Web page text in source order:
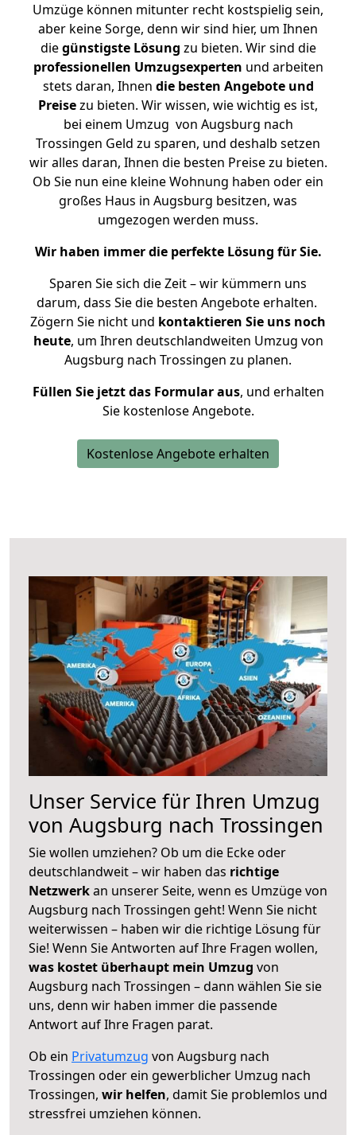
Umzüge können mitunter recht kostspielig sein,
aber keine Sorge, denn wir sind hier, um Ihnen
diegünstigste Lösung zu bieten. Wir sind die
professionellen Umzugsexperten und arbeiten
stets daran, Ihnen die besten Angebote und
Preisezu bieten. Wir wissen, wie wichtig es ist,
bei einem Umzug von Augsburg nach
Trossingen Geld zu sparen, und deshalb setzen
wir alles daran, Ihnen die besten Preise zu bieten.
Ob Sie nun eine kleine Wohnung haben oder ein
großes Haus in Augsburg besitzen, was
umgezogen werden muss.
Wir haben immer die perfekte Lösung für Sie.
Sparen Sie sich die Zeit – wir kümmern uns
darum, dass Sie die besten Angebote erhalten.
Zögern Sie nicht und kontaktieren Sie uns noch
heute, um Ihren deutschlandweiten Umzug von
Augsburg nach Trossingen zu planen.
Füllen Sie jetzt das Formular aus, und erhalten
Sie kostenlose Angebote.
Kostenlose Angebote erhalten
Unser Service für Ihren Umzug
von Augsburg nach Trossingen
Sie wollen umziehen? Ob um die Ecke oder
deutschlandweit – wir haben das richtige
Netzwerkan unserer Seite, wenn es Umzüge von
Augsburg nach Trossingen geht! Wenn Sie nicht
weiterwissen – haben wir die richtige Lösung für
Sie! Wenn Sie Antworten auf Ihre Fragen wollen,
was kostet überhaupt mein Umzug von
Augsburg nach Trossingen – dann wählen Sie sie
uns, denn wir haben immer die passende
Antwort auf Ihre Fragen parat.
Ob ein Privatumzug von Augsburg nach
Trossingen oder ein gewerblicher Umzug nach
Trossingen, wir helfen, damit Sie problemlos und
stressfrei umziehen können.